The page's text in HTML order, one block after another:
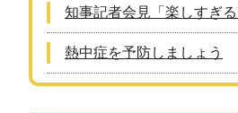
知事記者会見「楽しすぎ
熱中症を予防しましょう